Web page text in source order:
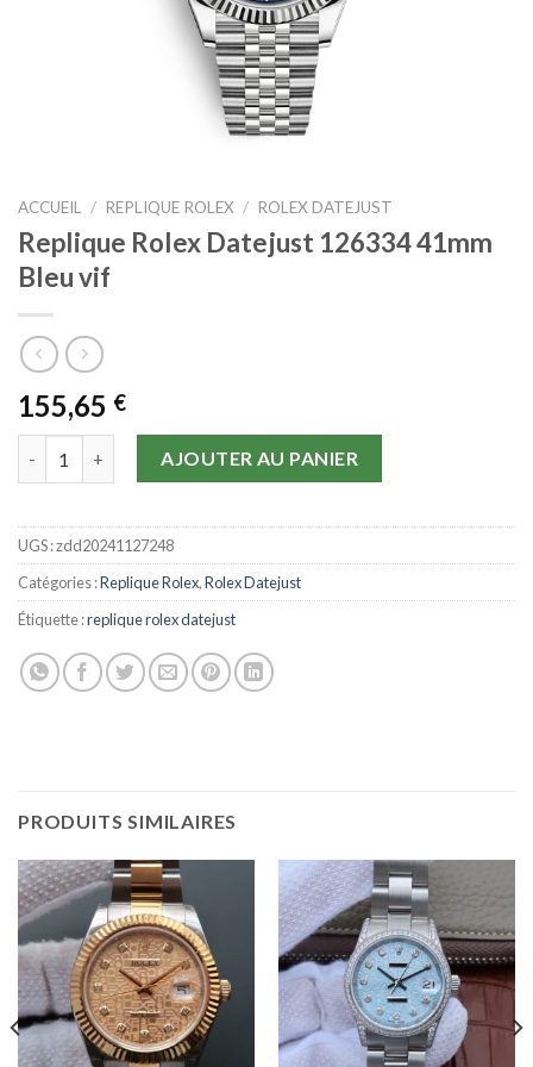
ACCUEIL / REPLIQUE ROLEX / ROLEX DATEJUST
Replique Rolex Datejust 126334 41mm
Bleu vif
155,65 €
quantité de Replique Rolex Datejust 126334 41mm Bleu vif
AJOUTER AU PANIER
UGS :zdd20241127248
Catégories :Replique Rolex,Rolex Datejust
Étiquette :replique rolex datejust
PRODUITS SIMILAIRES